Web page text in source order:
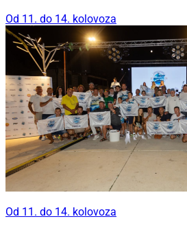
Od 11. do 14. kolovoza
Od 11. do 14. kolovoza